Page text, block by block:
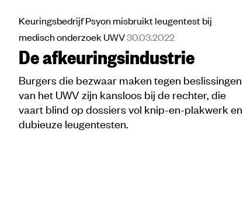
Keuringsbedrijf Psyon misbruikt leugentest bij
medisch onderzoek UWV30.03.2022
De afkeuringsindustrie
Burgers die bezwaar maken tegen beslissingen
van het UWV zijn kansloos bij de rechter, die
vaart blind op dossiers vol knip-en-plakwerk en
dubieuze leugentesten.